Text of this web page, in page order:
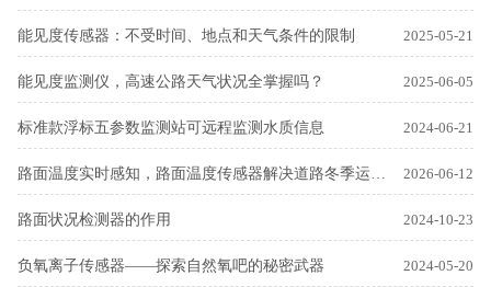
能见度传感器：不受时间、地点和天气条件的限制 2025-05-21
能见度监测仪，高速公路天气状况全掌握吗？ 2025-06-05
标准款浮标五参数监测站可远程监测水质信息 2024-06-21
路面温度实时感知，路面温度传感器解决道路冬季运维诸多难题 2026-06-12
路面状况检测器的作用 2024-10-23
负氧离子传感器——探索自然氧吧的秘密武器 2024-05-20